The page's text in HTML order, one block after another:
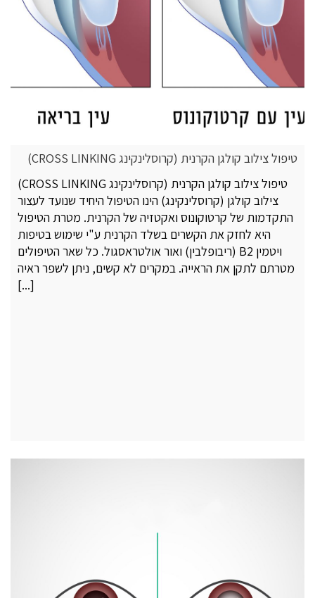
טיפול צילוב קולגן הקרנית (קרוסלינקינג CROSS LINKING)
טיפול צילוב קולגן הקרנית (קרוסלינקינג CROSS LINKING)
צילוב קולגן (קרוסלינקינג) הינו הטיפול היחיד שנועד לעצור
התקדמות של קרטוקונוס ואקטזיה של הקרנית. מטרת הטיפול
היא לחזק את הקשרים בשלד הקרנית ע"י שימוש בטיפות
ויטמין B2 (ריבופלבין) ואור אולטראסגול. כל שאר הטיפולים
מטרתם לתקן את הראייה. במקרים לא קשים, ניתן לשפר ראיה
[...]